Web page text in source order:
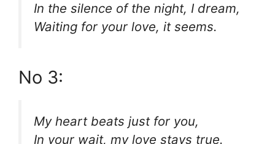
In the silence of the night, I dream,
Waiting for your love, it seems.
No 3:
My heart beats just for you,
In your wait, my love stays true.